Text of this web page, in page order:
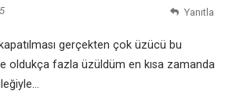
gerçekten çok üzücü bu
oldukça fazla üzüldüm en kısa zamanda
Yanıtla